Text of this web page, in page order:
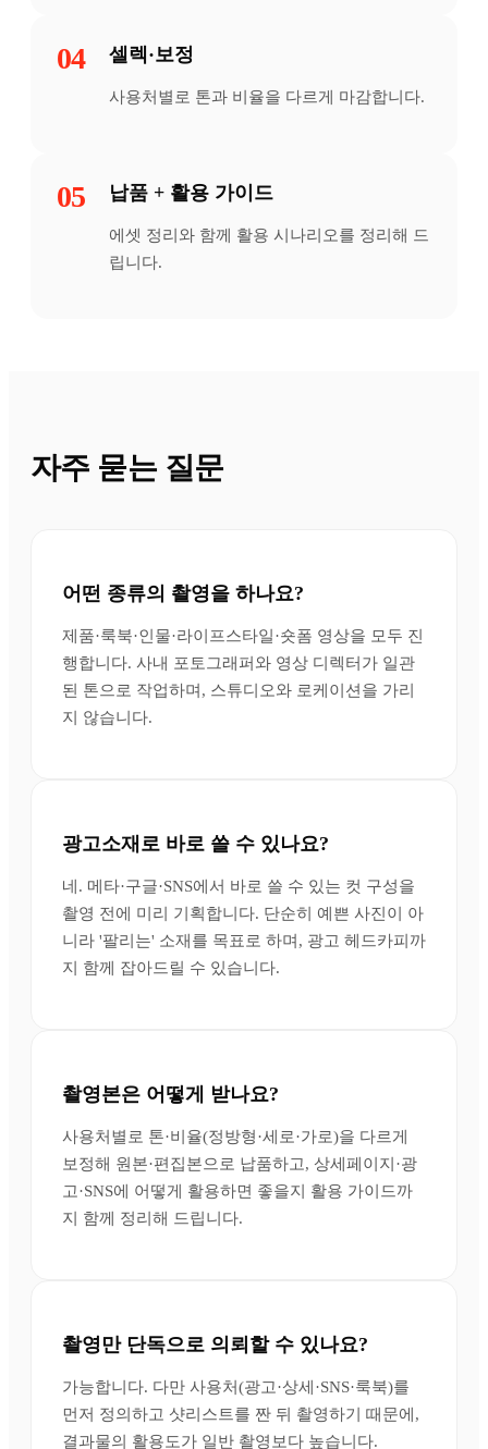
04 셀렉·보정
사용처별로 톤과 비율을 다르게 마감합니다.
05 납품 + 활용 가이드
에셋 정리와 함께 활용 시나리오를 정리해 드
립니다.
자주 묻는 질문
어떤 종류의 촬영을 하나요?
제품·룩북·인물·라이프스타일·숏폼 영상을 모두 진
행합니다. 사내 포토그래퍼와 영상 디렉터가 일관
된 톤으로 작업하며, 스튜디오와 로케이션을 가리
지 않습니다.
광고소재로 바로 쓸 수 있나요?
네. 메타·구글·SNS에서 바로 쓸 수 있는 컷 구성을
촬영 전에 미리 기획합니다. 단순히 예쁜 사진이 아
니라 '팔리는' 소재를 목표로 하며, 광고 헤드카피까
지 함께 잡아드릴 수 있습니다.
촬영본은 어떻게 받나요?
사용처별로 톤·비율(정방형·세로·가로)을 다르게
보정해 원본·편집본으로 납품하고, 상세페이지·광
고·SNS에 어떻게 활용하면 좋을지 활용 가이드까
지 함께 정리해 드립니다.
촬영만 단독으로 의뢰할 수 있나요?
가능합니다. 다만 사용처(광고·상세·SNS·룩북)를
먼저 정의하고 샷리스트를 짠 뒤 촬영하기 때문에,
결과물의 활용도가 일반 촬영보다 높습니다.